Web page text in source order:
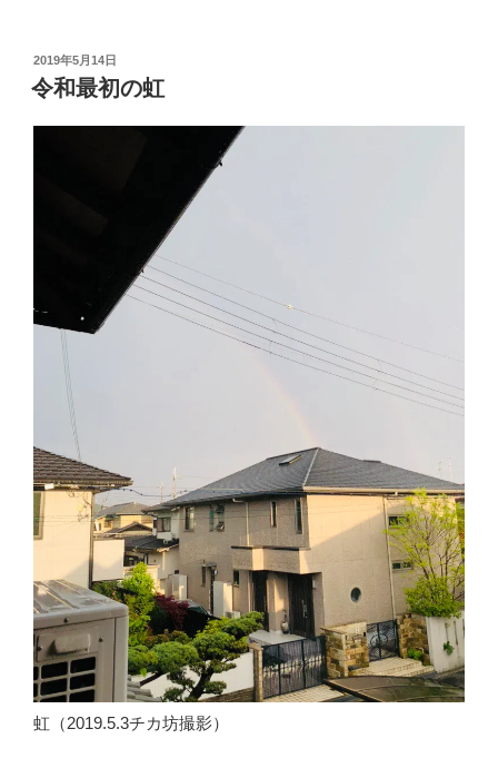
投
稿
日:
2019年5月14日
令和最初の虹
虹（2019.5.3チカ坊撮影）